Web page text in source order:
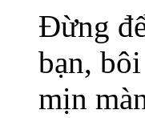
Đừng
bạn,
mịn